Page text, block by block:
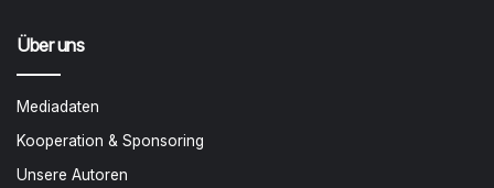
Über uns
Mediadaten
Kooperation & Sponsoring
Unsere Autoren